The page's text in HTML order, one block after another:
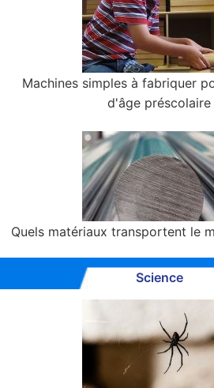
Machines simples à fabriquer
d'âge préscolaire
Quels matériaux transportent le
Science